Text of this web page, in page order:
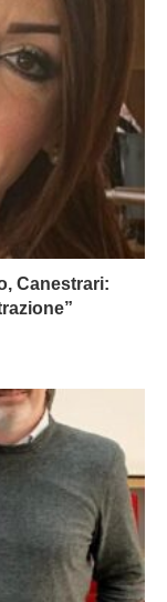
Canestrari: